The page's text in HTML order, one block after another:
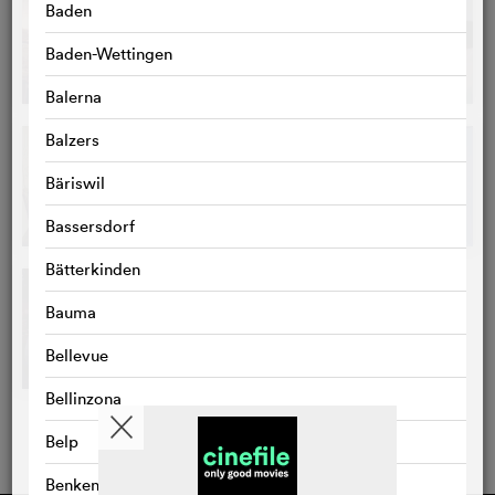
Baden
Baden-Wettingen
Balerna
Balzers
Bäriswil
Bassersdorf
Bätterkinden
Bauma
Bellevue
Bellinzona
Belp
Benken